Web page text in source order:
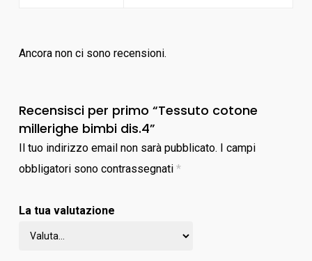
Ancora non ci sono recensioni.
Recensisci per primo “Tessuto cotone
millerighe bimbi dis.4”
Il tuo indirizzo email non sarà pubblicato. I campi
obbligatori sono contrassegnati *
La tua valutazione